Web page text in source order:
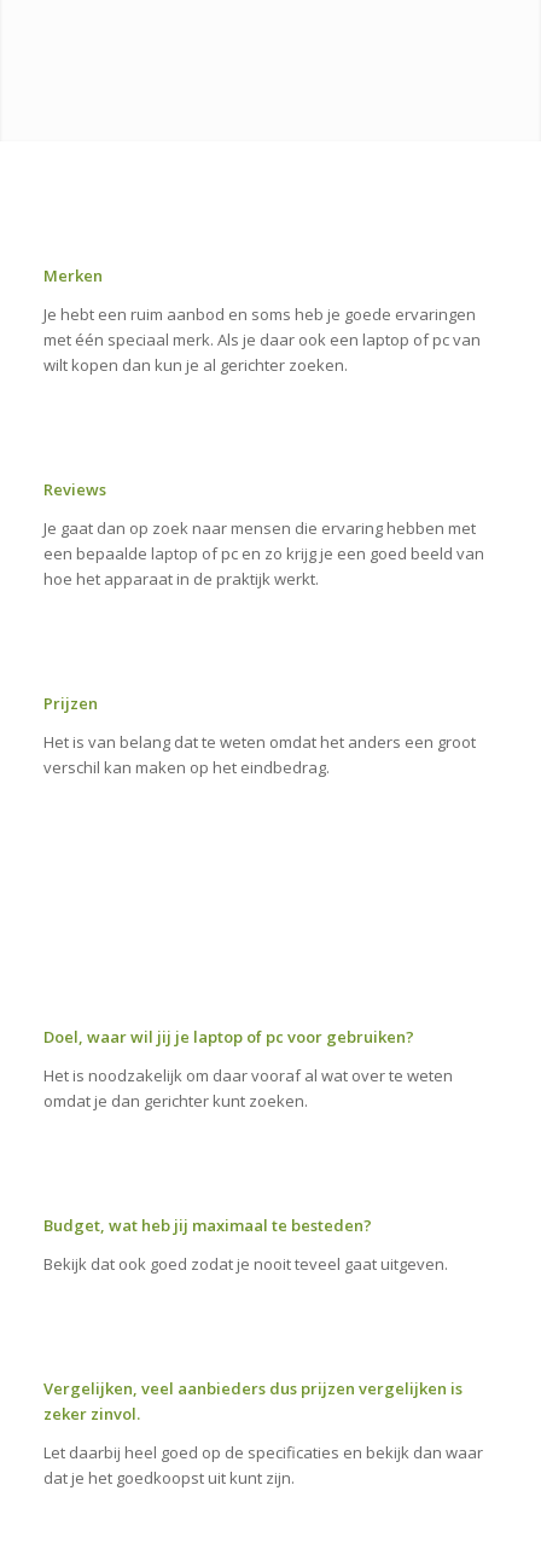
Merken
Je hebt een ruim aanbod en soms heb je goede ervaringen
met één speciaal merk. Als je daar ook een laptop of pc van
wilt kopen dan kun je al gerichter zoeken.
Reviews
Je gaat dan op zoek naar mensen die ervaring hebben met
een bepaalde laptop of pc en zo krijg je een goed beeld van
hoe het apparaat in de praktijk werkt.
Prijzen
Het is van belang dat te weten omdat het anders een groot
verschil kan maken op het eindbedrag.
Doel, waar wil jij je laptop of pc voor gebruiken?
Het is noodzakelijk om daar vooraf al wat over te weten
omdat je dan gerichter kunt zoeken.
Budget, wat heb jij maximaal te besteden?
Bekijk dat ook goed zodat je nooit teveel gaat uitgeven.
Vergelijken, veel aanbieders dus prijzen vergelijken is
zeker zinvol.
Let daarbij heel goed op de specificaties en bekijk dan waar
dat je het goedkoopst uit kunt zijn.